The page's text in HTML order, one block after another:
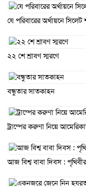
যে পরিবারের অর্থায়নে
২২ শে শ্রাবণ স্মরণে
বন্ধুতার সাতকাহন
ট্রাম্পের করুণা নিয়ে
আজ বিশ্ব বাবা দিবস : পৃথিবীর